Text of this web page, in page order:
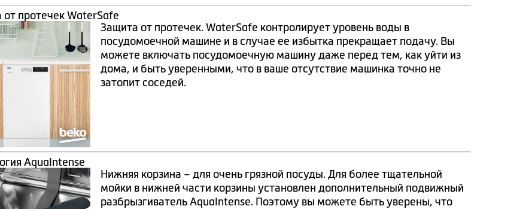
протечек WaterSafe
Защита от протечек. WaterSafe контролирует уровень воды в
посудомоечной машине и в случае ее избытка прекращает подачу. Вы
можете включать посудомоечную машину даже перед тем, как уйти из
дома, и быть уверенными, что в ваше отсутствие машинка точно не
затопит соседей.
AquaIntense
Нижняя корзина – для очень грязной посуды. Для более тщательной
мойки в нижней части корзины установлен дополнительный подвижный
разбрызгиватель AquaIntense. Поэтому вы можете быть уверены, что